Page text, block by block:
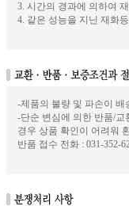
3. 시간의 경과에 의하여
4. 같은 성능을 지닌 재화
-제품의 불량 및 파손이 배
-단순 변심에 의한 반품/교
경우 상품 확인이 어려워
반품 접수 전화 : 031-352-